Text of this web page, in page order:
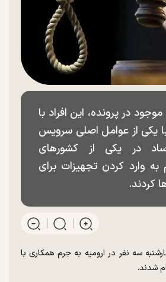
در پرونده، این افراد با
با یکی از عوامل اصلی سرویس
در یکی از کشور‌های
به وارد کردن تجهیزات برای
کردند.
سه نفر در ارومیه به جرم همکاری با
شدند.